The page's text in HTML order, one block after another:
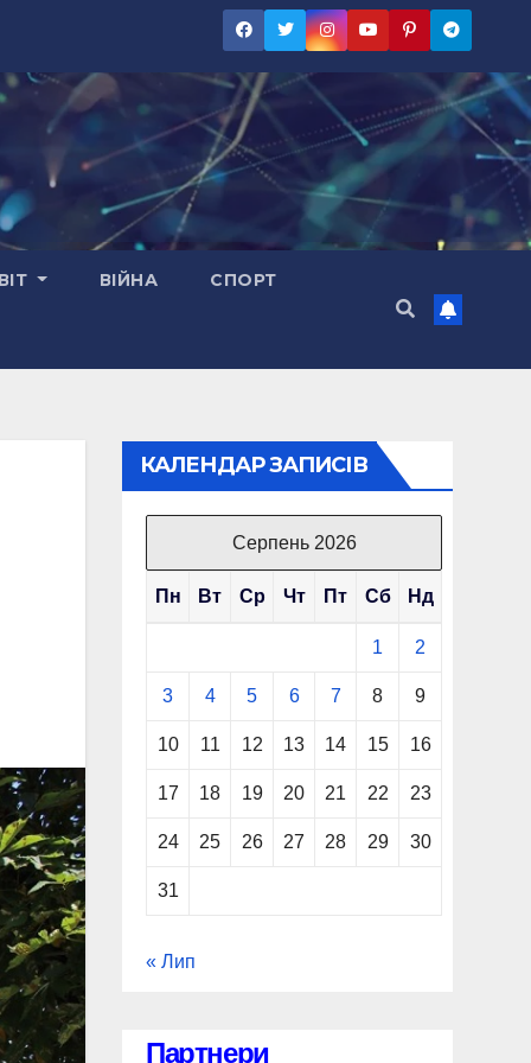
ВІЙНА СПОРТ
КАЛЕНДАР ЗАПИСІВ
Серпень 2026
Пн Вт Ср Чт Пт Сб Нд
1 2
3 4 5 6 7 8 9
10 11 12 13 14 15 16
17 18 19 20 21 22 23
24 25 26 27 28 29 30
31
« Лип
Партнери